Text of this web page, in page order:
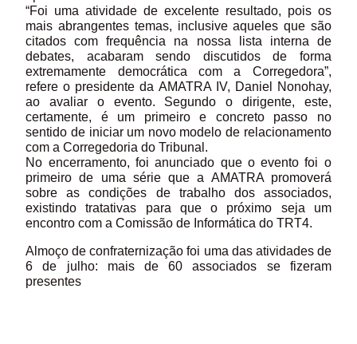
“Foi uma atividade de excelente resultado, pois os
mais abrangentes temas, inclusive aqueles que são
citados com frequência na nossa lista interna de
debates, acabaram sendo discutidos de forma
extremamente democrática com a Corregedora”,
refere o presidente da AMATRA IV, Daniel Nonohay,
ao avaliar o evento. Segundo o dirigente, este,
certamente, é um primeiro e concreto passo no
sentido de iniciar um novo modelo de relacionamento
com a Corregedoria do Tribunal.
No encerramento, foi anunciado que o evento foi o
primeiro de uma série que a AMATRA promoverá
sobre as condições de trabalho dos associados,
existindo tratativas para que o próximo seja um
encontro com a Comissão de Informática do TRT4.
Almoço de confraternização foi uma das atividades de
6 de julho: mais de 60 associados se fizeram
presentes